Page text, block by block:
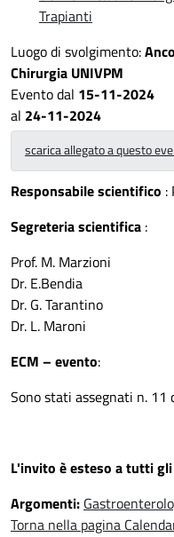
Trapianti
Luogo di svolgimento:
Chirurgia UNIVPM
Evento dal 15-11-2024
al 24-11-2024
scarica allegato a questo
Responsabile scientifico :
Segreteria scientifica :
Prof. M. Marzioni
Dr. E.Bendia
Dr. G. Tarantino
Dr. L. Maroni
ECM – evento:
Sono stati assegnati n.
L'invito è esteso a tutti
Argomenti:
Torna nella pagina